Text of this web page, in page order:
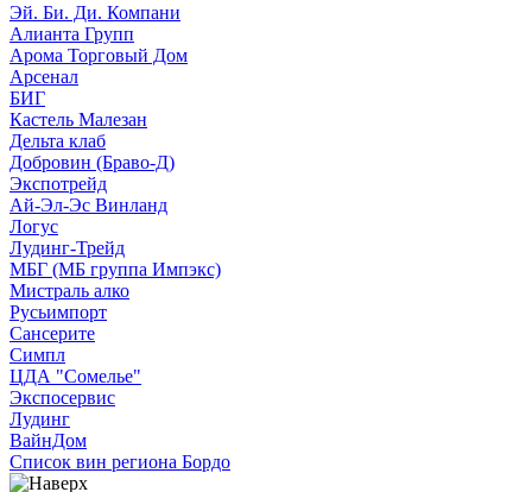
Эй. Би. Ди. Компани
Алианта Групп
Арома Торговый Дом
Арсенал
БИГ
Кастель Малезан
Дельта клаб
Добровин (Браво-Д)
Экспотрейд
Ай-Эл-Эс Винланд
Логус
Лудинг-Трейд
МБГ (МБ группа Импэкс)
Мистраль алко
Русьимпорт
Сансерите
Симпл
ЦДА "Сомелье"
Экспосервис
Лудинг
ВайнДом
Список вин региона Бордо